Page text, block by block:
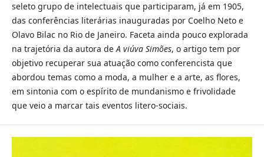
seleto grupo de intelectuais que participaram, já em 1905,
das conferências literárias inauguradas por Coelho Neto e
Olavo Bilac no Rio de Janeiro. Faceta ainda pouco explorada
na trajetória da autora deA viúva Simões, o artigo tem por
objetivo recuperar sua atuação como conferencista que
abordou temas como a moda, a mulher e a arte, as flores,
em sintonia com o espírito de mundanismo e frivolidade
que veio a marcar tais eventos litero-sociais.